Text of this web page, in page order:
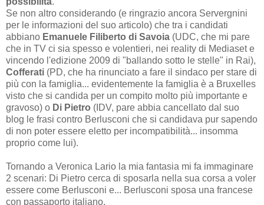
Se non altro considerando (e ringrazio ancora Servergnini
per le informazioni del suo articolo) che tra i candidati
abbiano Emanuele Filiberto di Savoia (UDC, che mi pare
che in TV ci sia spesso e volentieri, nei reality di Mediaset e
vincendo l'edizione 2009 di "ballando sotto le stelle" in Rai),
Cofferati (PD, che ha rinunciato a fare il sindaco per stare di
più con la famiglia... evidentemente la famiglia è a Bruxelles
visto che si candida per un compito molto più importante e
gravoso) o Di Pietro (IDV, pare abbia cancellato dal suo
blog le frasi contro Berlusconi che si candidava pur sapendo
di non poter essere eletto per incompatibilità... insomma
proprio come lui).
Tornando a Veronica Lario la mia fantasia mi fa immaginare
2 scenari: Di Pietro cerca di sposarla nella sua corsa a voler
essere come Berlusconi e... Berlusconi sposa una francese
con passaporto italiano.